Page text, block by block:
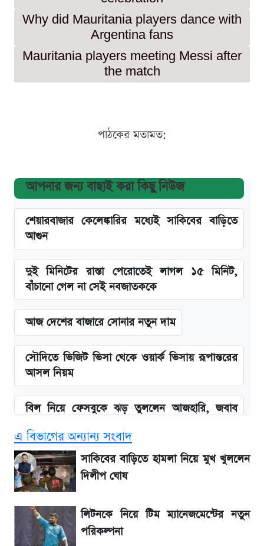
Why did Mauritania players dance with
Argentina fans
Mauritania players meeting Messi after
the match
পাঠকের মতামত:
আপনার জন্য বাছাই করা কিছু নিউজ
শেয়ারবাজার কেলেঙ্কারির মধ্যেই সাকিবের বাড়িতে
আগুন
দুই মিনিটের রাস্তা পেরোতেই লাগল ১৫ মিনিট,
বাঁচানো গেল না সেই নবজাতককে
আজ দেশের বাজারে সোনার নতুন দাম
সৌদিতে ভিজিট ভিসা থেকে ওয়ার্ক ভিসায় রূপান্তরের
আসল নিয়ম
বিল নিয়ে ফেসবুকে ঝড় তুললেন আজহারি, জবাব
বাংলাদেশ নিয়ে যা বললেন সজীব ওয়াজেদ জয়
২ লাখ মানুষ অপেক্ষায়, কিন্তু দেখা গেল না শেখ
হাসিনাকে! এরপর যা ঘটল...
এ বিভাগের অন্যান্য সংবাদ
সাকিবের বাড়িতে হামলা নিয়ে মুখ খুললেন
দিলীপ ঘোষ
লিটনকে নিয়ে টিম ম্যানেজমেন্টের নতুন
পরিকল্পনা